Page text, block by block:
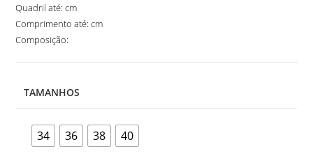
Quadril até: cm
Comprimento até: cm
Composição:
TAMANHOS
34 36 38 40